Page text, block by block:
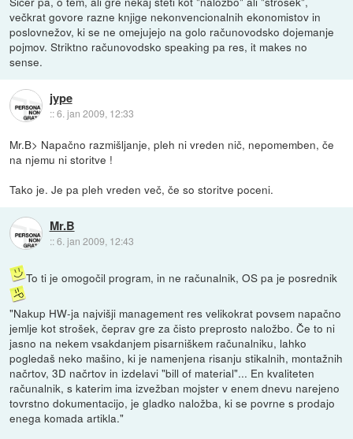
večkrat govore razne knjige nekonvencionalnih ekonomistov in
poslovnežov, ki se ne omejujejo na golo računovodsko dojemanje
pojmov. Striktno računovodsko speaking pa res, it makes no
sense.
jype
::6. jan 2009, 12:33
Mr.B> Napačno razmišljanje, pleh ni vreden nič, nepomemben, če
na njemu ni storitve !
Tako je. Je pa pleh vreden več, če so storitve poceni.
Mr.B
::6. jan 2009, 12:43
To ti je omogočil program, in ne računalnik, OS pa je posrednik
"Nakup HW-ja najvišji management res velikokrat povsem napačno
jemlje kot strošek, čeprav gre za čisto preprosto naložbo. Če to ni
jasno na nekem vsakdanjem pisarniškem računalniku, lahko
pogledaš neko mašino, ki je namenjena risanju stikalnih, montažnih
načrtov, 3D načrtov in izdelavi "bill of material"... En kvaliteten
računalnik, s katerim ima izvežban mojster v enem dnevu narejeno
tovrstno dokumentacijo, je gladko naložba, ki se povrne s prodajo
enega komada artikla."